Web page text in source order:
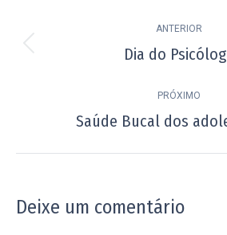
de
ANTERIOR
Post
Dia do
PRÓXIMO
Próximo
Saúde Bucal dos
Deixe um comentário